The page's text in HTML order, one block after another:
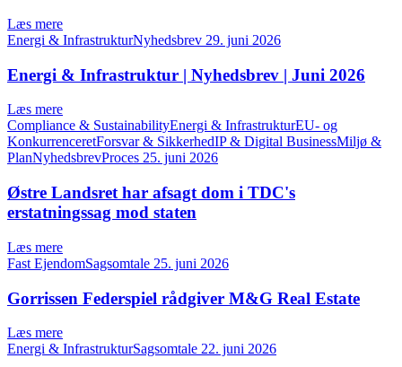
Læs mere
Energi & InfrastrukturNyhedsbrev 29. juni 2026
Energi & Infrastruktur | Nyhedsbrev | Juni 2026
Læs mere
Compliance & SustainabilityEnergi & InfrastrukturEU- og
KonkurrenceretForsvar & SikkerhedIP & Digital BusinessMiljø &
PlanNyhedsbrevProces 25. juni 2026
Østre Landsret har afsagt dom i TDC's
erstatningssag mod staten
Læs mere
Fast EjendomSagsomtale 25. juni 2026
Gorrissen Federspiel rådgiver M&G Real Estate
Læs mere
Energi & InfrastrukturSagsomtale 22. juni 2026